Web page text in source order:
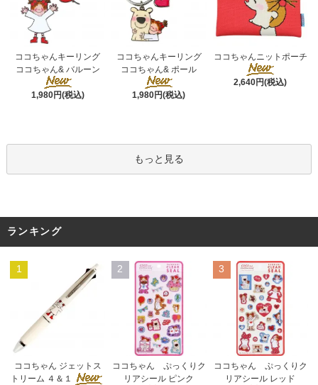
ココちゃんキーリング
ココちゃん& バルーン
1,980円(税込)
ココちゃんキーリング
ココちゃん& ポール
1,980円(税込)
ココちゃんニットポーチ
2,640円(税込)
もっと見る
ランキング
1
ココちゃん ジェットス
トリーム ４＆１
2
ココちゃん ぷっくりク
リアシール ピンク
3
ココちゃん ぷっくりク
リアシール レッド